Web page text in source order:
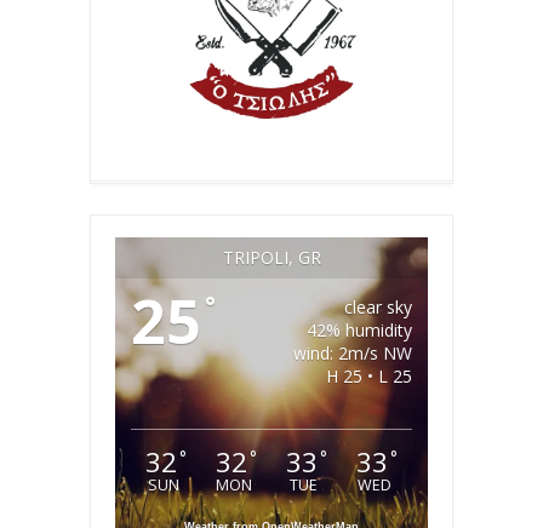
TRIPOLI, GR
25 °
clear sky
42% humidity
wind: 2m/s NW
H 25 • L 25
32°
SUN
32°
MON
33°
TUE
33 °
WED